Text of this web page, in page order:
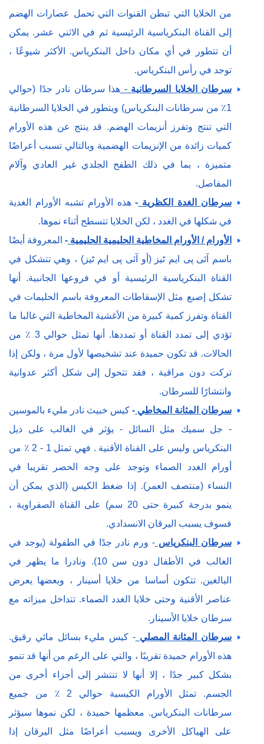
من الخلايا التي تبطن القنوات التي تحمل عصارات الهضم
إلى القناة البنكرياسية الرئيسية ثم في الاثني عشر. يمكن
أن تتطور في أي مكان داخل البنكرياس. الأكثر شيوعًا ،
توجد في رأس البنكرياس.
سرطان الخلايا السرطانية- هذا سرطان نادر جدًا (حوالي
1٪ من سرطانات البنكرياس) ويتطور في الخلايا السرطانية
التي تنتج وتفرز أنزيمات الهضم. قد ينتج عن هذه الأورام
كميات زائدة من الإنزيمات الهضمية وبالتالي تسبب أعراضًا
متميزة ، بما في ذلك الطفح الجلدي غير العادي وآلام
المفاصل.
سرطان الغدة الكظرية -هذه الأورام تشبه الأورام الغدية
في شكلها في الغدد ، لكن الخلايا تتسطح أثناء نموها.
الأورام / الأورام المخاطية الحليمية الحليمية - المعروفة أيضًا
باسم آئی پی ایم ٹیز (أو آئی پی ایم ٹیز) ، وهي تتشكل في
القناة البنكرياسية الرئيسية أو في فروعها الجانبية. أنها
تشكل إصبع مثل الإسقاطات المعروفة باسم الحليمات في
القناة وتفرز كمية كبيرة من الأغشية المخاطية التي غالبا ما
تؤدي إلى تمدد القناة أو تمددها. أنها تمثل حوالي 3 ٪ من
الحالات. قد تكون حميدة عند تشخيصها لأول مرة ، ولكن إذا
تركت دون مراقبة ، فقد تتحول إلى شكل أكثر عدوانية
وانتشارًا للسرطان.
سرطان المثانة المخاطي - كيس خبيث نادر مليء بالموسين
- جل سميك مثل السائل - يؤثر في الغالب على ذيل
البنكرياس وليس على القناة الأقنية . فهي تمثل 1 - 2 ٪ من
أورام الغدد الصماء وتوجد على وجه الحصر تقريبا في
النساء (منتصف العمر). إذا ضغط الكيس (الذي يمكن أن
ينمو بدرجة كبيرة حتى 20 سم) على القناة الصفراوية ،
فسوف يسبب اليرقان الانسدادي.
سرطان البنكرياس - ورم نادر جدًا في الطفولة (يوجد في
الغالب في الأطفال دون سن 10). ونادرا ما يظهر في
البالغين. تتكون أساسا من خلايا أسينار ، وبعضها يعرض
عناصر الأقنية وحتى خلايا الغدد الصماء. تتداخل ميزاته مع
سرطان خلايا الأسينار.
سرطان المثانة المصلي- كيس مليء بسائل مائي رقيق.
هذه الأورام حميدة تقريبًا ، والتي على الرغم من أنها قد تنمو
بشكل كبير جدًا ، إلا أنها لا تنتشر إلى أجزاء أخرى من
الجسم. تمثل الأورام الكيسية حوالي 2 ٪ من جميع
سرطانات البنكرياس. معظمها حميدة ، لكن نموها سيؤثر
على الهياكل الأخرى ويسبب أعراضًا مثل اليرقان إذا